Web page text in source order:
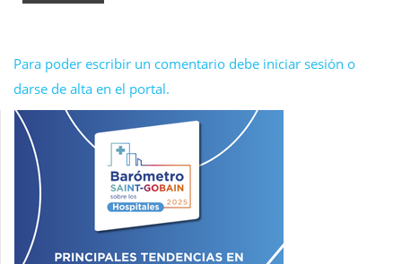
Para poder escribir un comentario debe iniciar sesión o
darse de alta en el portal.